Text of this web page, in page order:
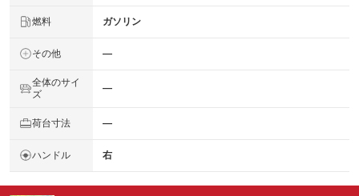
燃料 ガソリン
その他 ―
全体のサイ
ズ
―
荷台寸法 ―
ハンドル 右